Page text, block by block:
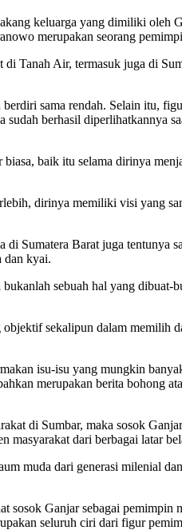
keluarga yang dimiliki
merupakan seorang
Tanah Air, termasuk juga di
sama rendah. Selain itu,
berhasil diperlihatkannya
baik itu selama dirinya
dirinya memiliki visi yang
di Sumatera Barat juga
dan kyai.
sebuah hal yang dibuat-
sekalipun dalam memilih
isu-isu yang mungkin
merupakan berita bohong
di Sumbar, maka sosok
masyarakat dari berbagai latar
muda dari generasi milenial
Ganjar sebagai pemimpin
seluruh ciri dari figur